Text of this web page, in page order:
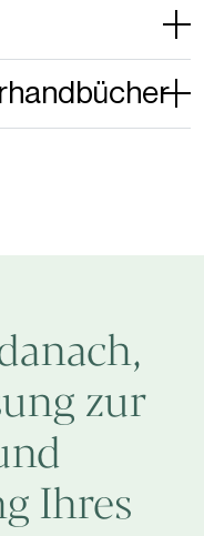
zur
Ihres